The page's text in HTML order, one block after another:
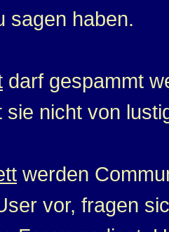
sagen haben.
darf gespammt
sie nicht von
werden
vor, fragen